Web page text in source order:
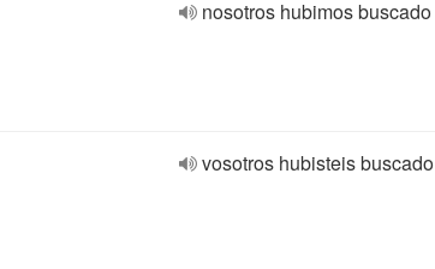
nosotros hubimos buscado
vosotros hubisteis buscado